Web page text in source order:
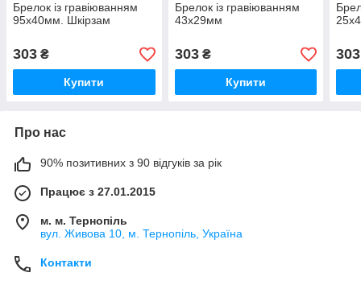
Брелок із гравіюванням
95х40мм. Шкірзам
303 ₴
Купити
Брелок із гравіюванням
43х29мм
303₴
Купити
303
Про нас
90% позитивних з 90 відгуків за рік
Працює з 27.01.2015
м. м. Тернопіль
вул. Живова 10, м. Тернопіль, Україна
Контакти